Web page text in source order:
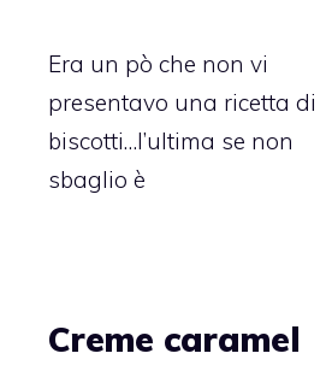
Era un pò che non vi
presentavo una ricetta di
biscotti…l’ultima se non
sbaglio è
Creme caramel